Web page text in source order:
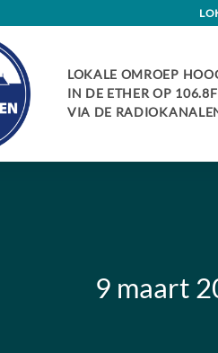
LOKALE OMROEP
IN DE ETHER OP
VIA DE
9 maart